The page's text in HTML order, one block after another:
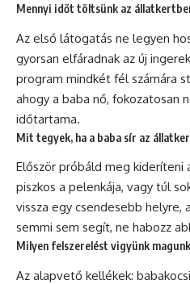
Mennyi időt töltsünk az
Az első látogatás ne legyen
gyorsan elfáradnak az új
program mindkét fél számára
ahogy a baba nő, fokozatosan
időtartama.
Mit tegyek, ha a baba sír az
Először próbáld meg kideríteni
piszkos a pelenkája, vagy túl
vissza egy csendesebb helyre,
semmi sem segít, ne habozz
Milyen felszerelést vigyünk
Az alapvető kellékek: